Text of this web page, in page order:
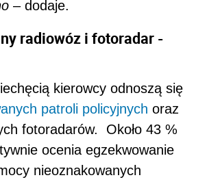
– dodaje.
radiowóz i fotoradar -
kierowcy odnoszą się
patroli policyjnych oraz
fotoradarów. Około 43 %
ocenia egzekwowanie
nieoznakowanych